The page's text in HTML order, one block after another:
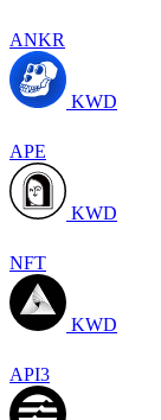
ANKR
KWD
APE
KWD
NFT
KWD
API3